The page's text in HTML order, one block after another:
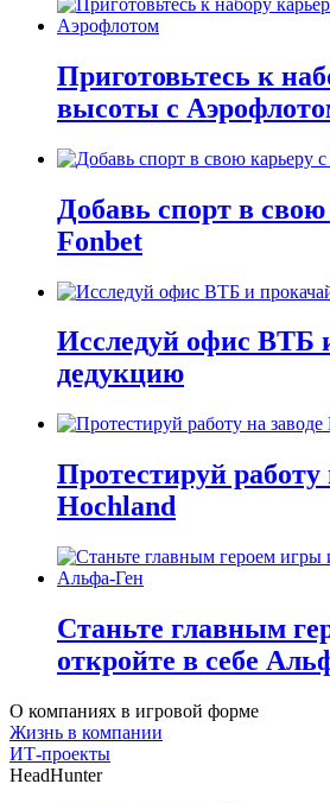
Приготовьтесь к
высоты с
Добавь спорт в свою
Fonbet
Исследуй офис ВТБ
дедукцию
Протестируй работу
Hochland
Станьте главным
откройте в себе
О компаниях в игровой форме
Жизнь в компании
ИТ-проекты
HeadHunter